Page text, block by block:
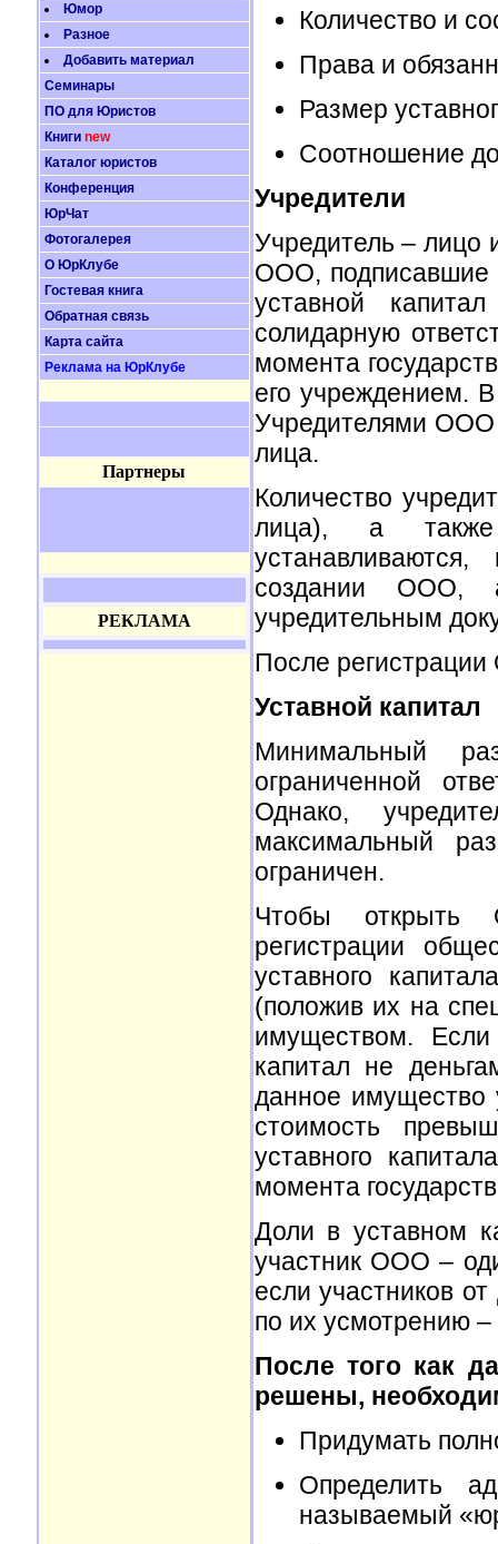
Юмор
Разное
Добавить материал
Семинары
ПО для Юристов
Книги new
Каталог юристов
Конференция
ЮрЧат
Фотогалерея
О ЮрКлубе
Гостевая книга
Обратная связь
Карта сайта
Реклама на ЮрКлубе
Партнеры
РЕКЛАМА
Количество и
Права и
Размер
Соотношение
Учредители
Учредитель – лицо
ООО, подписавшие
уставной
солидарную
момента
его учреждением.
Учредителями ООО
лица.
Количество
лица), а также
создании ООО,
учредительным
После
Уставной капитал
Минимальный
ограниченной
Однако,
максимальный
ограничен.
Чтобы открыть
регистрации
уставного
(положив их на
имуществом.
капитал не
данное имущество
стоимость
уставного
момента
Доли в уставном
участник ООО –
если участников
по их усмотрению
После того как
решены,
Придумать
Определить
называемый